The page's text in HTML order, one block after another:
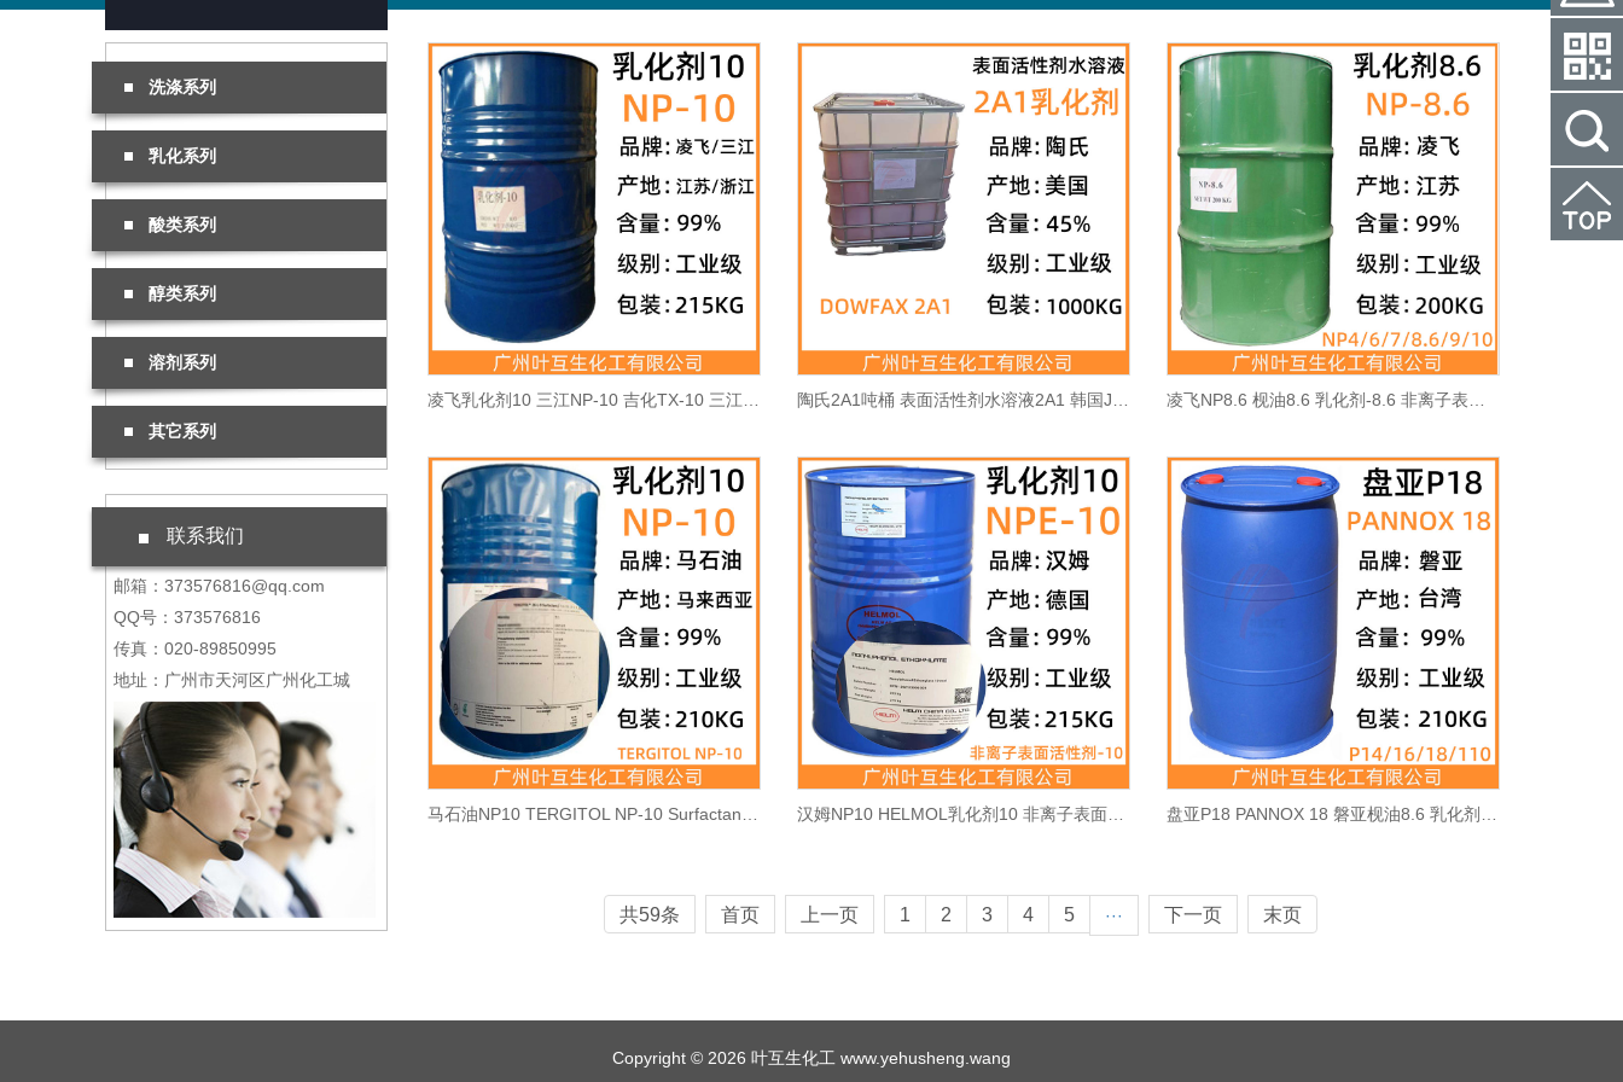
洗涤系列
乳化系列
酸类系列
醇类系列
溶剂系列
其它系列
联系我们
邮箱：373576816@qq.com
QQ号：373576816
传真：020-89850995
地址：广州市天河区广州化工城
凌飞乳化剂10 三江NP-10 吉化TX-10 三江乳化剂-10 CAS：14409-72-4 陶氏2A1吨桶 表面活性剂水溶液2A1 韩国JMC乳化剂JX45 凌飞NP8.6 枧油8.6 乳化剂-8.6 非离子表面活性剂8.6
马石油NP10 TERGITOL NP-10 Surfactant/马油表面活性剂10 CAS：127087-87-0 汉姆NP10 HELMOL乳化剂10 非离子表面活性剂NPE-10 CAS：14409-72-4 盘亚P18 PANNOX 18 磐亚枧油8.6 乳化剂8.6 CAS号：9016-45-9
共59条 首页 上一页 1 2 3 4 5 ··· 下一页 末页
Copyright © 2026 叶互生化工 www.yehusheng.wang